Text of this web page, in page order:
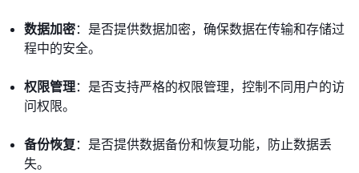
数据加密：是否提供数据加密，确保数据在传输和存储过
程中的安全。
权限管理：是否支持严格的权限管理，控制不同用户的访
问权限。
备份恢复 ：是否提供数据备份和恢复功能，防止数据丢
失。